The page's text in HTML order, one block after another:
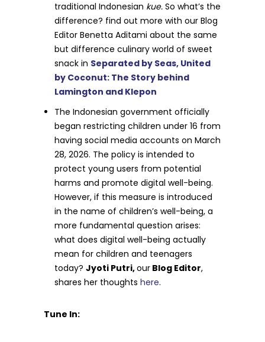
traditional Indonesian kue.So what’s the
difference? find out more with our Blog
Editor Benetta Aditami about the same
but difference culinary world of sweet
snack in Separated by Seas, United
by Coconut: The Story behind
Lamington and Klepon
The Indonesian government officially
began restricting children under 16 from
having social media accounts on March
28, 2026. The policy is intended to
protect young users from potential
harms and promote digital well-being.
However, if this measure is introduced
in the name of children’s well-being, a
more fundamental question arises:
what does digital well-being actually
mean for children and teenagers
today?Jyoti Putri,our Blog Editor,
shares her thoughtshere.
Tune In: